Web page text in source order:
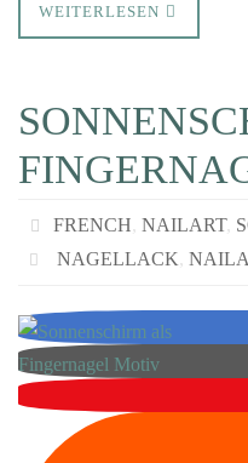
WEITERLESEN
FRENCH, NAILART,
NAGELLACK,